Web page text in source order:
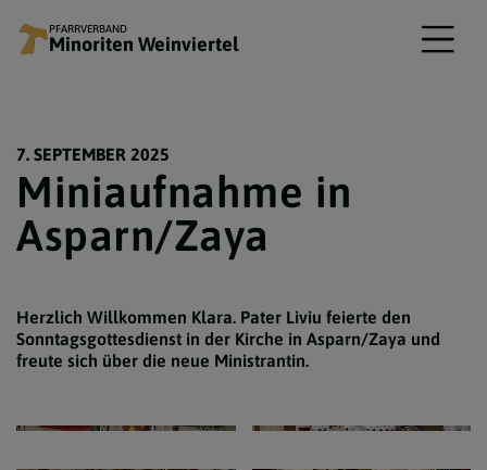
PFARRVERBAND
Minoriten Weinviertel
7. SEPTEMBER 2025
Miniaufnahme in
Asparn/Zaya
Herzlich Willkommen Klara. Pater Liviu feierte den
Sonntagsgottesdienst in der Kirche in Asparn/Zaya und
freute sich über die neue Ministrantin.